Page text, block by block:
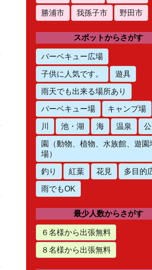
勝浦市
我孫子市 野田市
スポットからさがす
バーベキュー広場
子供に人気です。
遊具
雨天でも出来る場所あり
バーベキュー場
キャンプ場
川
池・湖 海 温泉
園（動物、植物、水族館、遊園
場）
釣り
紅葉 花見
多目的
雨でもOK
最少人数からさがす
６名様から出張無料
８名様から出張無料